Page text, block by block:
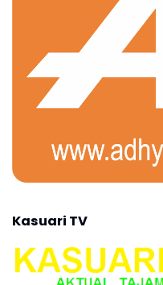
Kasuari TV